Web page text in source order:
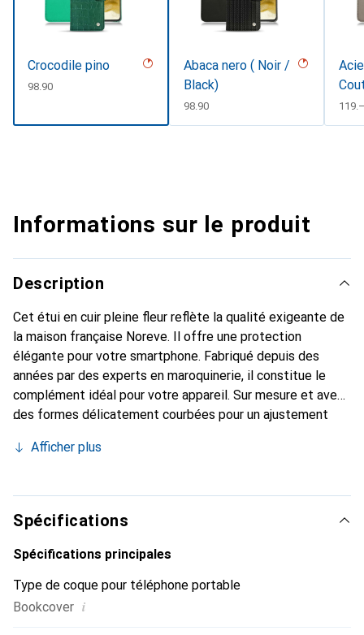
Crocodile pino
CHF
98.90
Abaca nero ( Noir /
Black)
CHF
98.90 CHF
Informations sur le produit
Description
Cet étui en cuir pleine fleur reflète la qualité exigeante de
la maison française Noreve. Il offre une protection
élégante pour votre smartphone. Fabriqué depuis des
années par des experts en maroquinerie, il constitue le
complément idéal pour votre appareil. Sur mesure et avec
des formes délicatement courbées pour un ajustement
pour votre smartphone. La marque Noreve est reconnue
reste toujours un bon choix pour le client exigeant.
Afficher plus
Spécifications
Spécifications principales
Type de coque pour téléphone portable
Bookcover i